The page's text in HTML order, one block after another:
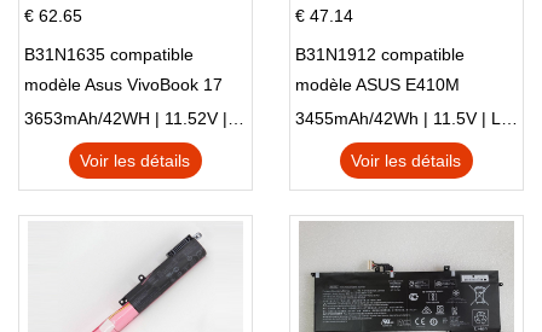
€ 62.65
B31N1635 compatible
modèle Asus VivoBook 17
X705NC X705UA X705UV
X705UN X705UD
3653mAh/42WH | 11.52V | Li-ion ...
Voir les détails
€ 47.14
B31N1912 compatible
modèle ASUS E410M
E410MA L410MA
3455mAh/42Wh | 11.5V | Li-ion ...
Voir les détails